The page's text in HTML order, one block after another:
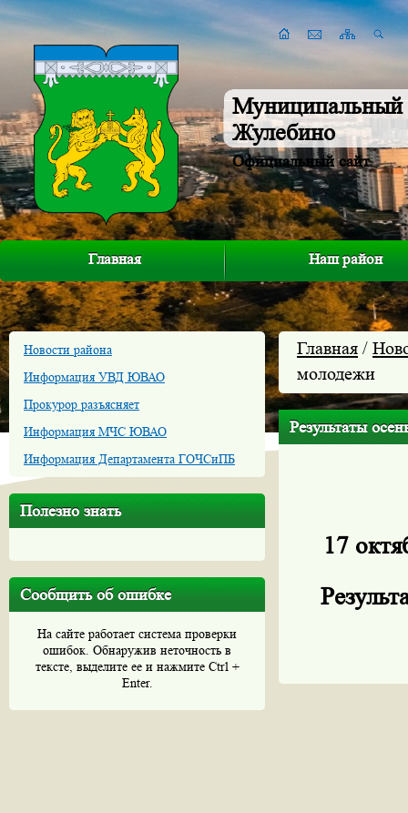
Муниципальный
Жулебино
Официальный сайт
Главная Наш район
Новости района
Информация УВД ЮВАО
Прокурор разъясняет
Информация МЧС ЮВАО
Информация Департамента ГОЧСиПБ
Полезно знать
Сообщить об ошибке
На сайте работает система проверки
ошибок. Обнаружив неточность в
тексте, выделите ее и нажмите Ctrl +
Enter.
Главная /
молодежи
Результаты
17